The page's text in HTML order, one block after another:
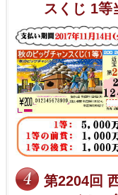
スくじ 1等
第2204回